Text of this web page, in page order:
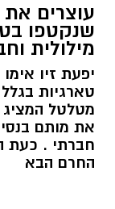
עוצרים
שנקטפו
מילולית
יפעת זיו
טארגיות
מטלטל
את מותם
חברתי . כעת
החרם הבא